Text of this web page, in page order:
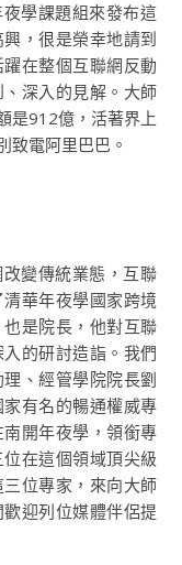
學課題組來發布這
，很是榮幸地請到
在整個互聯網反動
深入的見解。大師
是912億，活著界上
致電阿里巴巴。
變傳統業態，互聯
華年夜學國家跨境
是院長，他對互聯
的研討造詣。我們
、經管學院院長劉
有名的暢通權威專
開年夜學，領銜專
在這個領域頂尖級
位專家，來向大師
迎列位媒體伴侶提